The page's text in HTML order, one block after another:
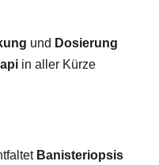
und Dosierung
in aller Kürze
Banisteriopsis